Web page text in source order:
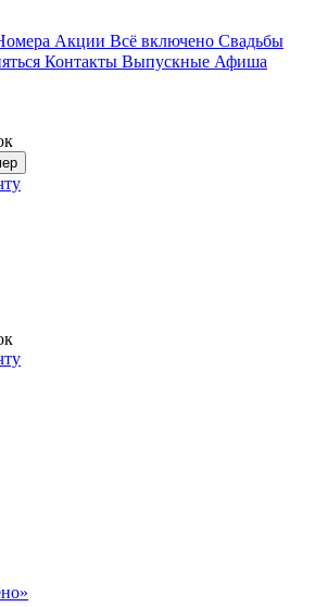
Акции Всё включено Свадьбы
Контакты Выпускные Афиша